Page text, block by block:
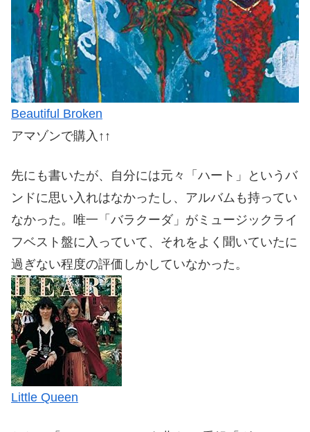
Beautiful Broken
アマゾンで購入↑↑
先にも書いたが、自分には元々「ハート」というバ
ンドに思い入れはなかったし、アルバムも持ってい
なかった。唯一「バラクーダ」がミュージックライ
フベスト盤に入っていて、それをよく聞いていたに
過ぎない程度の評価しかしていなかった。
Little Queen